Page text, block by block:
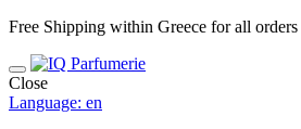
Free Shipping within Greece for all
Close
Language: en